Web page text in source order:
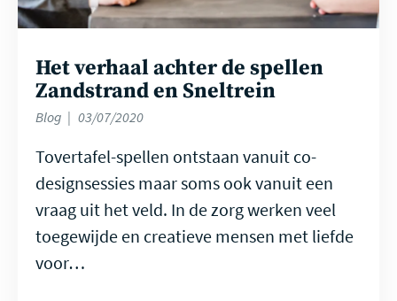
Het verhaal achter de spellen
Zandstrand en Sneltrein
Blog 03/07/2020
Tovertafel-spellen ontstaan vanuit co-
designsessies maar soms ook vanuit een
vraag uit het veld. In de zorg werken veel
toegewijde en creatieve mensen met liefde
voor…